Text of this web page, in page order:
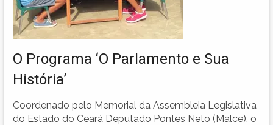
O Programa ‘O Parlamento e Sua
História’
Coordenado pelo Memorial da Assembleia Legislativa
do Estado do Ceará Deputado Pontes Neto (Malce), o